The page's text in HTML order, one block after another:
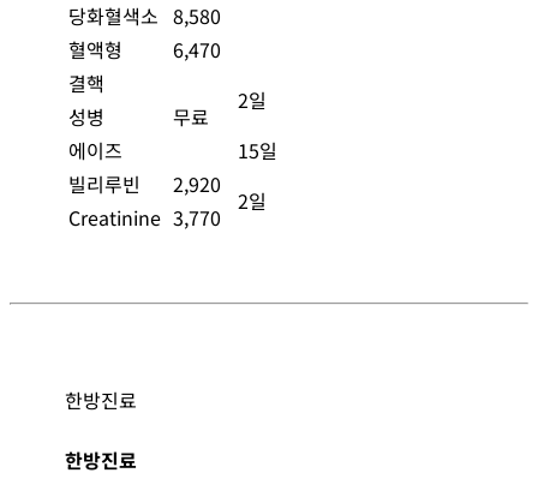
당화혈색소 8,580
혈액형
6,470
결핵
무료
2일
성병
에이즈
15일
빌리루빈
2,920
2일
Creatinine 3,770
한방진료
한방진료